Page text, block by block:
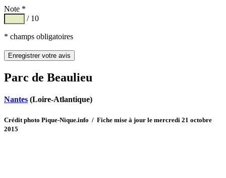
Note *
/ 10
* champs obligatoires
Parc de Beaulieu
Nantes (Loire-Atlantique)
Crédit photo Pique-Nique.info / Fiche mise à jour le mercredi 21 octobre
2015